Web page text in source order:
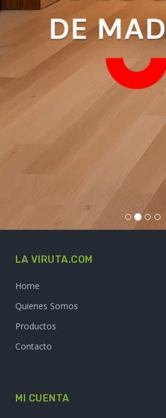
LA VIRUTA.COM
Home
Quienes Somos
Productos
Contacto
MI CUENTA